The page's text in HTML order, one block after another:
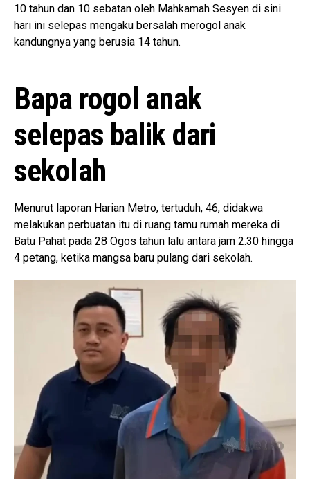
10 tahun dan 10 sebatan oleh Mahkamah Sesyen di sini
hari ini selepas mengaku bersalah merogol anak
kandungnya yang berusia 14 tahun.
Bapa rogol anak
selepas balik dari
sekolah
Menurut laporan Harian Metro, tertuduh, 46, didakwa
melakukan perbuatan itu di ruang tamu rumah mereka di
Batu Pahat pada 28 Ogos tahun lalu antara jam 2.30 hingga
4 petang, ketika mangsa baru pulang dari sekolah.